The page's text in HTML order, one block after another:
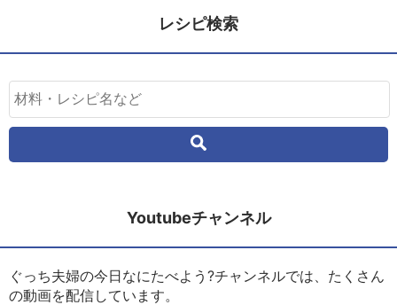
レシピ検索
Youtubeチャンネル
ぐっち夫婦の今日なにたべよう?チャンネルでは、たくさん
の動画を配信しています。